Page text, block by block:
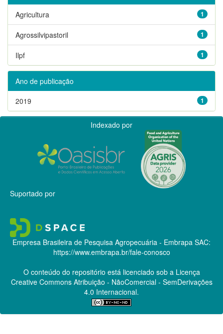
1
Agricultura
1
Agrossilvipastoril
1
Ilpf
Ano de publicação
1
2019
Indexado por
Suportado por
Empresa Brasileira de Pesquisa Agropecuária - Embrapa SAC:
https://www.embrapa.br/fale-conosco
O conteúdo do repositório está licenciado sob a Licença
Creative CommonsAtribuição - NãoComercial - SemDerivações
4.0 Internacional.